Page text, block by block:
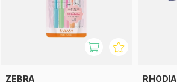
ZEBRA RHODIA